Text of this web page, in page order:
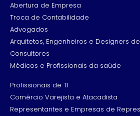
Abertura de Empresa
Troca de Contabilidade
Advogados
Arquitetos, Engenheiros e Designers
Consultores
Médicos e Profissionais da saúde
Profissionais de TI
Comércio Varejista e Atacadista
Representantes e Empresas de